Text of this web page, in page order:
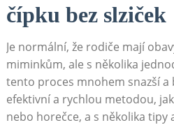
čípku bez slziček
Je normální, že rodiče mají
miminkům, ale s několika
tento proces mnohem snazší a
efektivní a rychlou metodou,
nebo horečce, a s několika tipy